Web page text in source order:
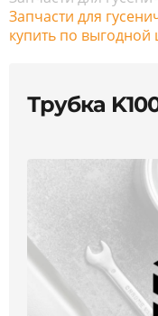
Запчасти для
купить по выгодной
Трубка